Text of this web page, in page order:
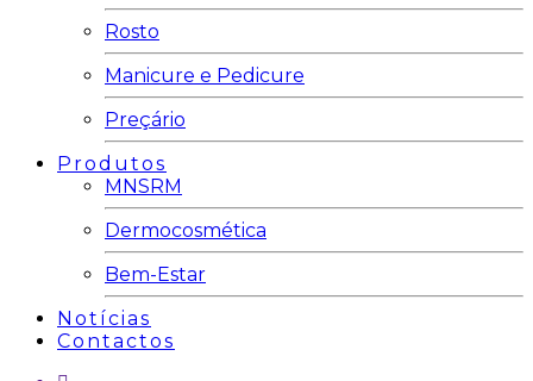
Rosto
Manicure e Pedicure
Preçário
Produtos
MNSRM
Dermocosmética
Bem-Estar
Notícias
Contactos